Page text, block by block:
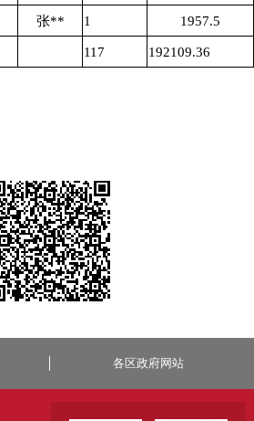
张** 1 1957.5
117 192109.36
各区政府网站